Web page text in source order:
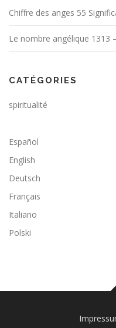
Chiffre des anges 55
Le nombre angélique 1313
CATÉGORIES
spiritualité
Español
English
Deutsch
Français
Italiano
Polski